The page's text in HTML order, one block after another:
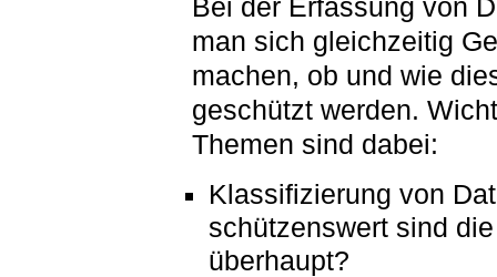
Bei der Erfassung von
man sich gleichzeitig
machen, ob und wie
geschützt werden.
Themen sind dabei:
Klassifizierung von
schützenswert sind
überhaupt?